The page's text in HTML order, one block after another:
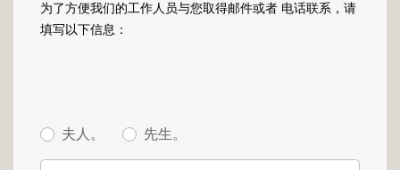
为了方便我们的工作人员与您取得邮件或者 电话联系，请
填写以下信息：
夫人。 先生。